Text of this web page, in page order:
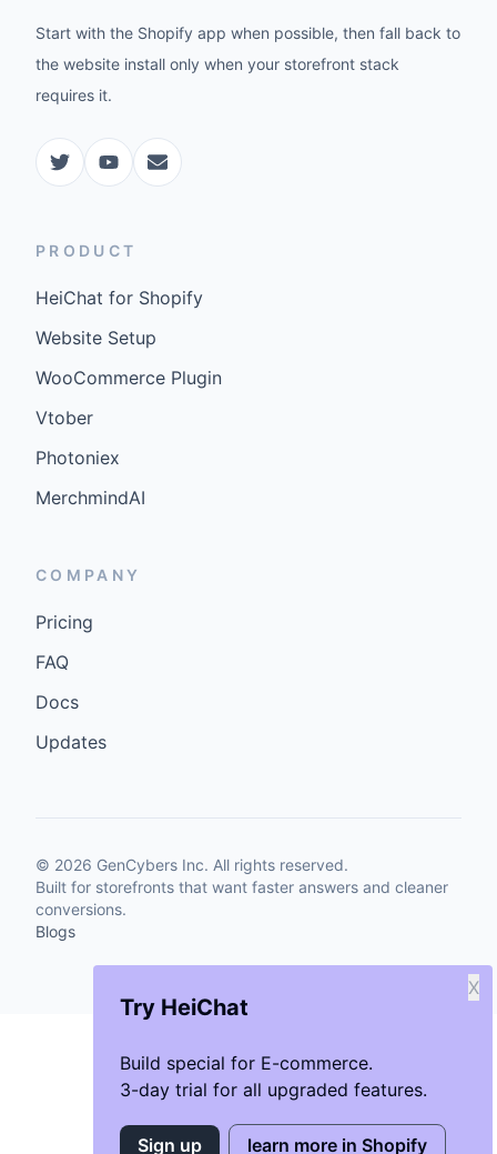
Try HeiChat
Build special for E-commerce.
3-day trial for all upgraded features.
X
Sign up learn more in Shopify
Start with the Shopify app when possible, then fall back to
the website install only when your storefront stack
requires it.
PRODUCT
HeiChat for Shopify
Website Setup
WooCommerce Plugin
Vtober
Photoniex
MerchmindAI
COMPANY
Pricing
FAQ
Docs
Updates
© 2026 GenCybers Inc. All rights reserved.
Built for storefronts that want faster answers and cleaner
conversions.
Blogs